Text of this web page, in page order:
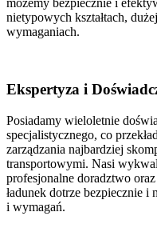
nietypowych kształtach,
wymaganiach.
Ekspertyza i
Posiadamy wieloletnie
specjalistycznego, co
zarządzania najbardziej
transportowymi. Nasi
profesjonalne doradztwo
ładunek dotrze bezpiecznie i
i wymagań.